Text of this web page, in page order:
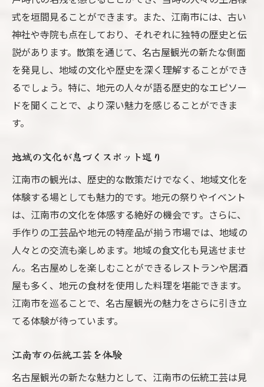
式を垣間見ることができます。また、江南市には、古い
神社や寺院も点在しており、それぞれに独特の歴史と伝
説があります。散策を通じて、名古屋観光の新たな側面
を発見し、地域の文化や歴史を深く理解することができ
るでしょう。特に、地元の人々が語る歴史的なエピソー
ドを聞くことで、より深い魅力を感じることができま
す。
地域の文化が息づくスポット巡り
江南市の観光は、歴史的な散策だけでなく、地域文化を
体験する場としても魅力的です。地元の祭りやイベント
は、江南市の文化を体感する絶好の機会です。さらに、
手作りの工芸品や地元の特産品が揃う市場では、地域の
人々との交流も楽しめます。地域の食文化も見逃せませ
ん。名古屋めしを楽しむことができるレストランや居酒
屋も多く、地元の食材を使用した料理を堪能できます。
江南市を巡ることで、名古屋観光の魅力をさらに引き立
てる体験が待っています。
江南市の伝統工芸を体験
名古屋観光の新たな魅力として、江南市の伝統工芸は見